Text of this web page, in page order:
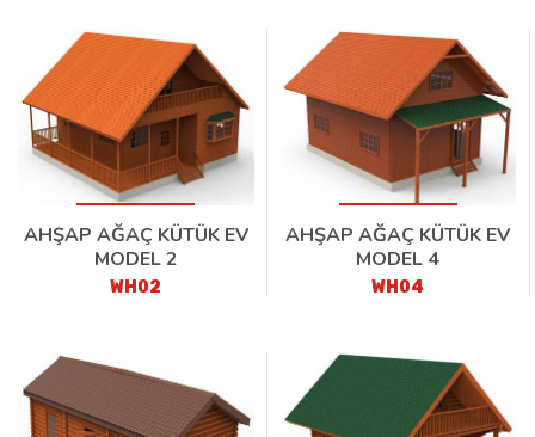
AHŞAP AĞAÇ KÜTÜK EV
MODEL 2
WH02
AHŞAP AĞAÇ KÜTÜK EV
MODEL 4
WH04